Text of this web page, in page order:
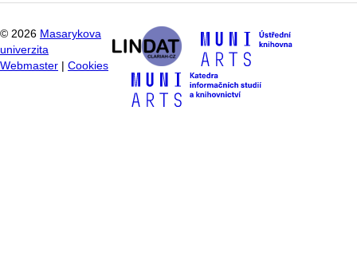
© 2026 Masarykova
univerzita
Webmaster
Cookies